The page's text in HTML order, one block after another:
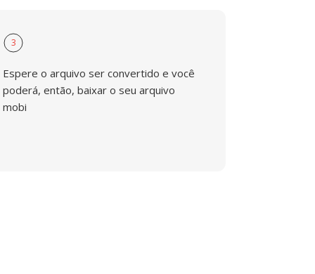
3
Espere o arquivo ser convertido e você
poderá, então, baixar o seu arquivo
mobi